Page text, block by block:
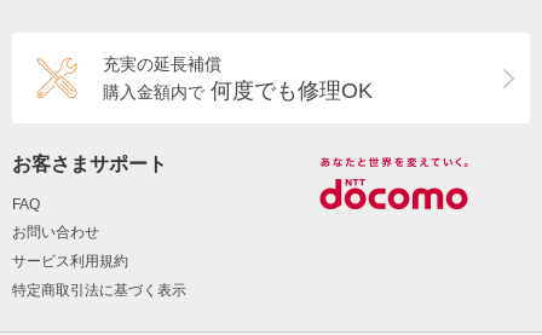
充実の延長補償
購入金額内で 何度でも修理OK
お客さまサポート
FAQ
お問い合わせ
サービス利用規約
特定商取引法に基づく表示